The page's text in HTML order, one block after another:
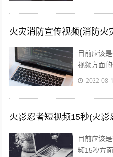
火灾消防宣传视频(消防火
目前应该
视频方面
集了一些
2022-08-
火影忍者短视频15秒(火
目前应该
频15秒方